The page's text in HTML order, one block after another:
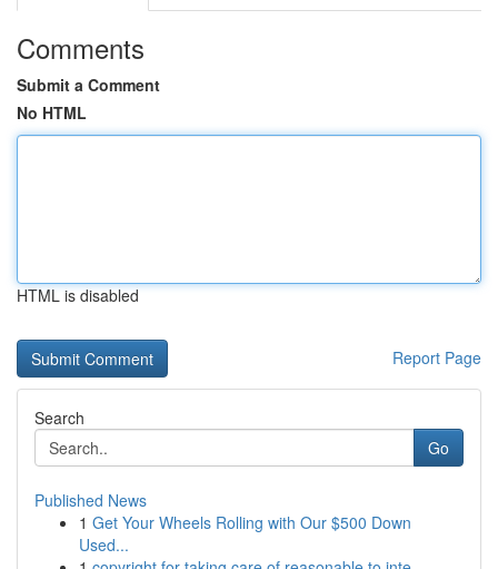
Comments
Submit a Comment
No HTML
HTML is disabled
Report Page
Search
Go
Published News
1 Get Your Wheels Rolling with Our $500 Down
Used...